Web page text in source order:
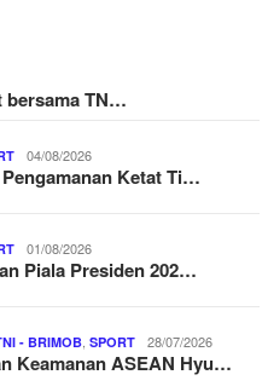
bersama TN…
04/08/2026
Ketat Ti…
01/08/2026
Piala Presiden 202…
- BRIMOB SPORT 28/07/2026
Keamanan ASEAN Hyu…